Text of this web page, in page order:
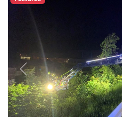
24. Mai. Paderborn.
Paderborn
Leichtsinnige E-Scooter-
Feuerwehreinsatz.
Weiterlesen: 24. Mai.